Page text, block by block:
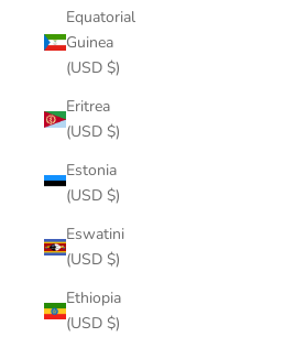
Equatorial
Guinea
(USD $)
Eritrea
(USD $)
Estonia
(USD $)
Eswatini
(USD $)
Ethiopia
(USD $)